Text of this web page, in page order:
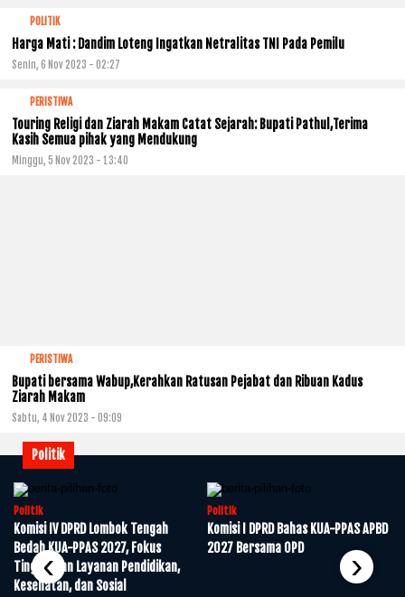
POLITIK
Harga Mati : Dandim Loteng Ingatkan Netralitas TNI Pada Pemilu
Senin, 6 Nov 2023 - 02:27
PERISTIWA
Touring Religi dan Ziarah Makam Catat Sejarah: Bupati Pathul,Terima
Kasih Semua pihak yang Mendukung
Minggu, 5 Nov 2023 - 13:40
PERISTIWA
Bupati bersama Wabup,Kerahkan Ratusan Pejabat dan Ribuan Kadus
Ziarah Makam
Sabtu, 4 Nov 2023 - 09:09
Politik
Politik
Komisi IV DPRD Lombok Tengah
Bedah KUA-PPAS 2027, Fokus
Tingkatkan Layanan Pendidikan,
Kesehatan, dan Sosial
Politik
Komisi I DPRD Bahas KUA-PPAS APBD
2027 Bersama OPD
‹ ›